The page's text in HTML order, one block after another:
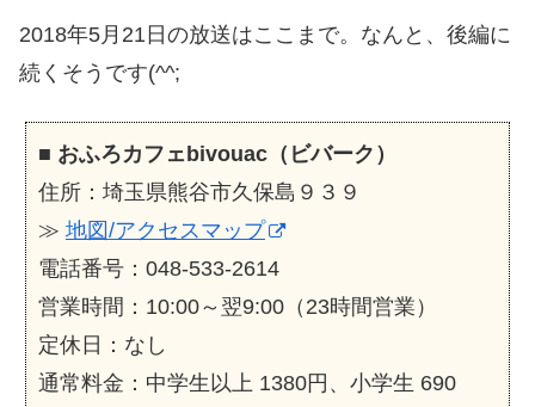
2018年5月21日の放送はここまで。なんと、後編に
続くそうです(^^;
■ おふろカフェbivouac（ビバーク）
住所：埼玉県熊谷市久保島９３９
≫ 地図/アクセスマップ
電話番号：048-533-2614
営業時間：10:00～翌9:00（23時間営業）
定休日：なし
通常料金：中学生以上 1380円、小学生 690